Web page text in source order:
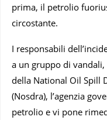
prima, il petrolio
circostante.
I responsabili
a un gruppo di
della National Oil Spill
(Nosdra), l’agenzia
petrolio e vi pone